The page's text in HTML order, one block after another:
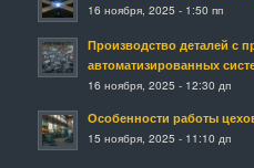
16 ноября, 2025 - 1:50 пп
Производство деталей с
автоматизированных
16 ноября, 2025 - 12:30 дп
Особенности работы
15 ноября, 2025 - 11:10 дп